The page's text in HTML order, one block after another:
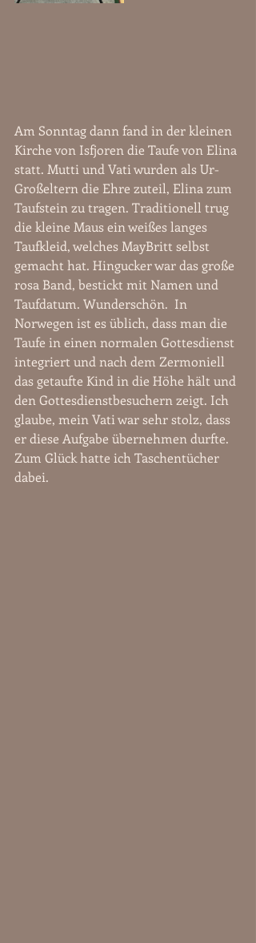
Am Sonntag dann fand in der kleinen
Kirche von Isfjoren die Taufe von Elina
statt. Mutti und Vati wurden als Ur-
Großeltern die Ehre zuteil, Elina zum
Taufstein zu tragen. Traditionell trug
die kleine Maus ein weißes langes
Taufkleid, welches MayBritt selbst
gemacht hat. Hingucker war das große
rosa Band, bestickt mit Namen und
Taufdatum. Wunderschön.  In
Norwegen ist es üblich, dass man die
Taufe in einen normalen Gottesdienst
integriert und nach dem Zermoniell
das getaufte Kind in die Höhe hält und
den Gottesdienstbesuchern zeigt. Ich
glaube, mein Vati war sehr stolz, dass
er diese Aufgabe übernehmen durfte.
Zum Glück hatte ich Taschentücher
dabei.